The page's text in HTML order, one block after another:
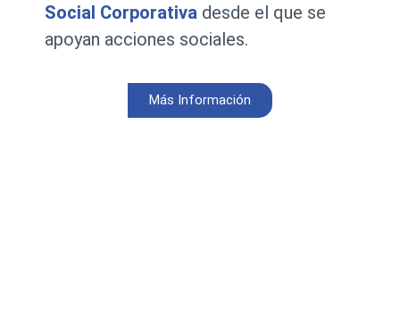
Social Corporativa desde el que se
apoyan acciones sociales.
Más Información